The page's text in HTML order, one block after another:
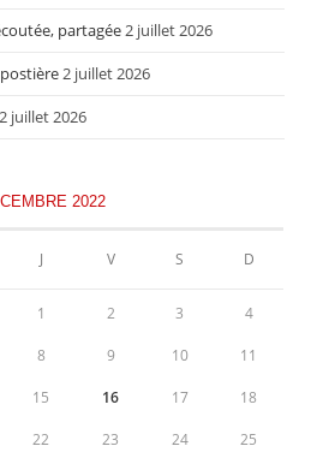
partagée2 juillet 2026
2 juillet 2026
2 juillet 2026
2022
J V S D
1 2 3 4
8 9 10 11
15 16 17 18
22 23 24 25